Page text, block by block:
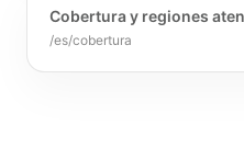
Cobertura y regiones
/es/cobertura